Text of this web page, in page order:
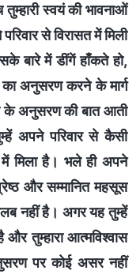
तुम्हारी स्वयं की भावनाओं
से विरासत में मिली
बारे में डींगें हाँकते हो,
अनुसरण करने के मार्ग
के अनुसरण की बात आती
अपने परिवार से कैसी
में मिला है। भले ही अपने
और सम्मानित महसूस
नहीं है। अगर यह तुम्हें
और तुम्हारा आत्मविश्वास
पर कोई असर नहीं